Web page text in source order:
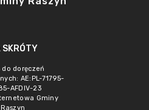
SKRÓTY
do doręczeń
AE:PL-71795-
AFDIV-23
Gminy
Raszyn